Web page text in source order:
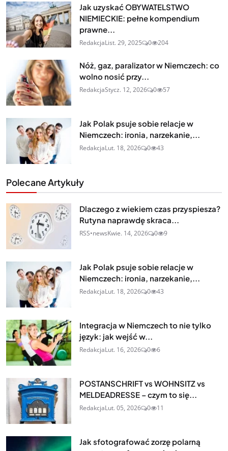
Jak uzyskać OBYWATELSTWO
NIEMIECKIE: pełne kompendium
prawne...
RedakcjaList. 29, 2025 0 204
Nóż, gaz, paralizator w Niemczech: co
wolno nosić przy...
RedakcjaStycz. 12, 2026 0 57
Jak Polak psuje sobie relacje w
Niemczech: ironia, narzekanie,...
RedakcjaLut. 18, 2026 0 43
Polecane Artykuły
Dlaczego z wiekiem czas przyspiesza?
Rutyna naprawdę skraca...
RSS•newsKwie. 14, 2026 0 9
Jak Polak psuje sobie relacje w
Niemczech: ironia, narzekanie,...
RedakcjaLut. 18, 2026 0 43
Integracja w Niemczech to nie tylko
język: jak wejść w...
RedakcjaLut. 16, 2026 0 6
POSTANSCHRIFT vs WOHNSITZ vs
MELDEADRESSE – czym to się...
RedakcjaLut. 05, 2026 0 11
Jak sfotografować zorzę polarną